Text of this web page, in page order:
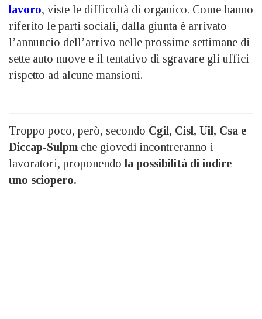
lavoro, viste le difficoltà di organico. Come hanno
riferito le parti sociali, dalla giunta è arrivato
l’annuncio dell’arrivo nelle prossime settimane di
sette auto nuove e il tentativo di sgravare gli uffici
rispetto ad alcune mansioni.
Troppo poco, però, secondo Cgil, Cisl, Uil, Csa e
Diccap-Sulpm che giovedì incontreranno i
lavoratori, proponendo la possibilità di indire
uno sciopero.